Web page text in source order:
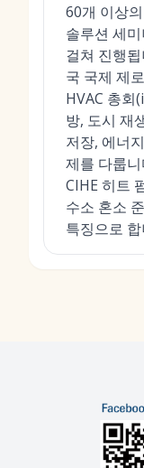
60개 이상
솔루션 세
걸쳐 진행
국 국제 제
HVAC 총회
방, 도시 재
저장, 에너
제를 다룹
CIHE 히트
수소 혼소
특징으로